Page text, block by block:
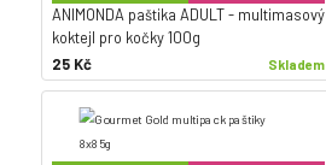
ANIMONDA paštika ADULT - multimasový
koktejl pro kočky 100g
25 Kč
Skladem